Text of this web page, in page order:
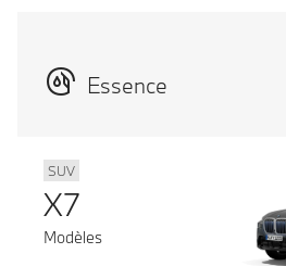
Essence
SUV
X7
Modèles